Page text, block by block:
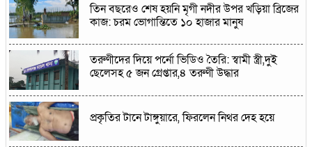
তিন বছরেও শেষ হয়নি মৃগী নদীর উপর খড়িয়া ব্রিজের
কাজ: চরম ভোগান্তিতে ১০ হাজার মানুষ
তরুণীদের দিয়ে পর্নো ভিডিও তৈরি: স্বামী স্ত্রী,দুই
ছেলেসহ ৫ জন গ্রেপ্তার,৪ তরুণী উদ্ধার
প্রকৃতির টানে টাঙ্গুয়ারে, ফিরলেন নিথর দেহ হয়ে